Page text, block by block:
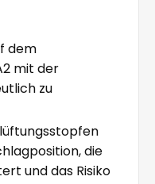
dem
mit der
zu
die
und das Risiko